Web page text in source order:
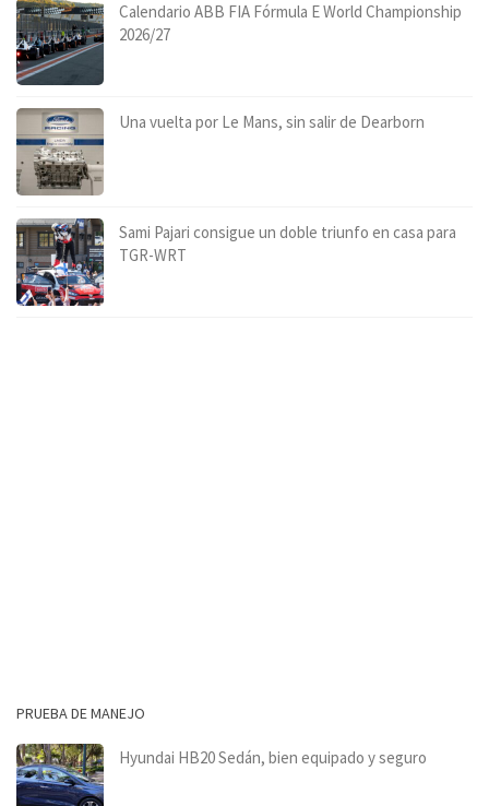
Calendario ABB FIA Fórmula E World Championship
2026/27
Una vuelta por Le Mans, sin salir de Dearborn
Sami Pajari consigue un doble triunfo en casa para
TGR-WRT
PRUEBA DE MANEJO
Hyundai HB20 Sedán, bien equipado y seguro